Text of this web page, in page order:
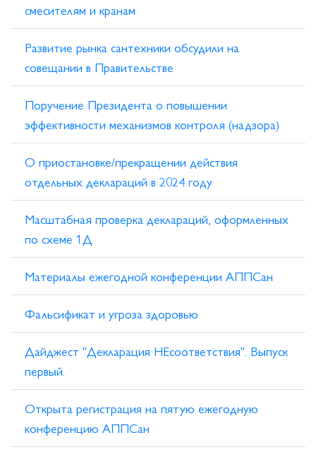
смесителям и кранам
Развитие рынка сантехники обсудили на
совещании в Правительстве
Поручение Президента о повышении
эффективности механизмов контроля (надзора)
О приостановке/прекращении действия
отдельных деклараций в 2024 году
Масштабная проверка деклараций, оформленных
по схеме 1Д
Материалы ежегодной конференции АППСан
Фальсификат и угроза здоровью
Дайджест "Декларация НЕсоответствия". Выпуск
первый.
Открыта регистрация на пятую ежегодную
конференцию АППСан